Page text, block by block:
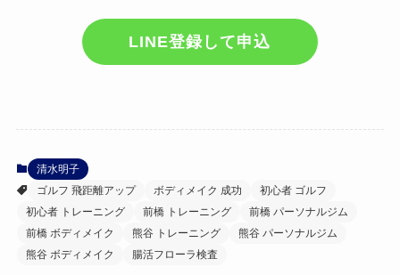
LINE登録して申込
清水明子
ゴルフ 飛距離アップ
ボディメイク 成功
初心者 ゴルフ
初心者 トレーニング
前橋 トレーニング
前橋 パーソナルジム
前橋 ボディメイク
熊谷 トレーニング
熊谷 パーソナルジム
熊谷 ボディメイク
腸活フローラ検査